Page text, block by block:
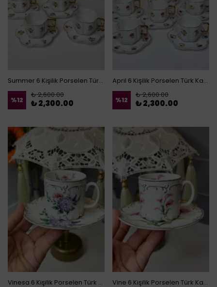
Summer 6 Kişilik Porselen Türk Kahvesi Fincanı
%12
₺ 2,600.00
₺ 2,300.00
April 6 Kişilik Porselen Türk Kahvesi Fincanı
%12
₺ 2,600.00
₺ 2,300.00
Vinesa 6 Kişilik Porselen Türk Kahvesi Fincanı Vine 6 Kişilik Porselen Türk Kahvesi Fincanı